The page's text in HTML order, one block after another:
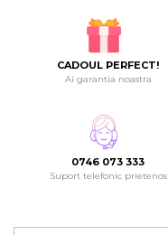
CADOUL PERFECT!
Ai garantia noastra
0746 073 333
Suport telefonic prietenos